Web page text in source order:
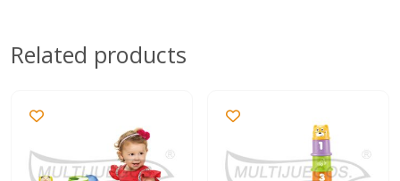
Related products